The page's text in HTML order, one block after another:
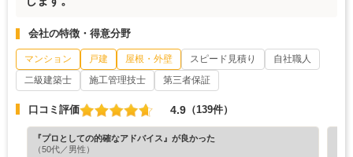
会社の特徴・得意分野
マンション 戸建 屋根・外壁 スピード見積り
自社職人
二級建築士
施工管理技士 第三者保証
口コミ評価 4.9 （139件）
『プロとしての的確なアドバイス』が良かった
（50代／男性）